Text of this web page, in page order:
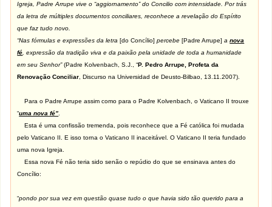
Igreja, Padre Arrupe vive o “aggiornamento” do Concilio com intensidade. Por trás
da letra de múltiples documentos conciliares, reconhece a revelação do Espírito
que faz tudo novo.
“Nas fórmulas e expressões da letra [do Concílio] percebe[Padre Arrupe] anova
fé , expressão da tradição viva e da paixão pela unidade de toda a humanidade
em seu Senhor”(Padre Kolvenbach, S.J., “P. Pedro Arrupe, Profeta da
Renovação Conciliar , Discurso na Universidad de Deusto-Bilbao, 13.11.2007).
Para o Padre Arrupe assim como para o Padre Kolvenbach, o Vaticano II trouxe
“uma nova fé”
Esta é uma confissão tremenda, pois reconhece que a Fé católica foi mudada
pelo Vaticano II. E isso torna o Vaticano II inaceitável. O Vaticano II teria fundado
uma nova Igreja.
Essa nova Fé não teria sido senão o repúdio do que se ensinava antes do
Concílio:
“pondo por sua vez em questão quase tudo o que havia sido tão querido para a